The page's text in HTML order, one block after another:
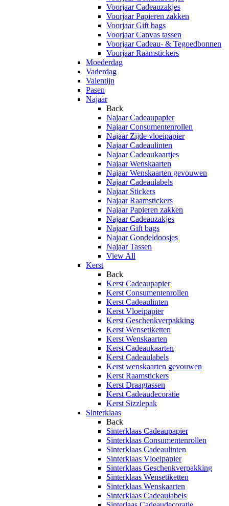
Voorjaar Cadeauzakjes
Voorjaar Papieren zakken
Voorjaar Gift bags
Voorjaar Canvas tassen
Voorjaar Cadeau- & Tegoedbonnen
Voorjaar Raamstickers
Moederdag
Vaderdag
Valentijn
Pasen
Najaar
Back
Najaar Cadeaupapier
Najaar Consumentenrollen
Najaar Zijde vloeipapier
Najaar Cadeaulinten
Najaar Cadeaukaartjes
Najaar Wenskaarten
Najaar Wenskaarten gevouwen
Najaar Cadeaulabels
Najaar Stickers
Najaar Raamstickers
Najaar Papieren zakken
Najaar Cadeauzakjes
Najaar Gift bags
Najaar Gondeldoosjes
Najaar Tassen
View All
Kerst
Back
Kerst Cadeaupapier
Kerst Consumentenrollen
Kerst Cadeaulinten
Kerst Vloeipapier
Kerst Geschenkverpakking
Kerst Wensetiketten
Kerst Wenskaarten
Kerst Cadeaukaarten
Kerst Cadeaulabels
Kerst wenskaarten gevouwen
Kerst Raamstickers
Kerst Draagtassen
Kerst Cadeaudecoratie
Kerst Sizzlepak
Sinterklaas
Back
Sinterklaas Cadeaupapier
Sinterklaas Consumentenrollen
Sinterklaas Cadeaulinten
Sinterklaas Vloeipapier
Sinterklaas Geschenkverpakking
Sinterklaas Wensetiketten
Sinterklaas Wenskaarten
Sinterklaas Cadeaulabels